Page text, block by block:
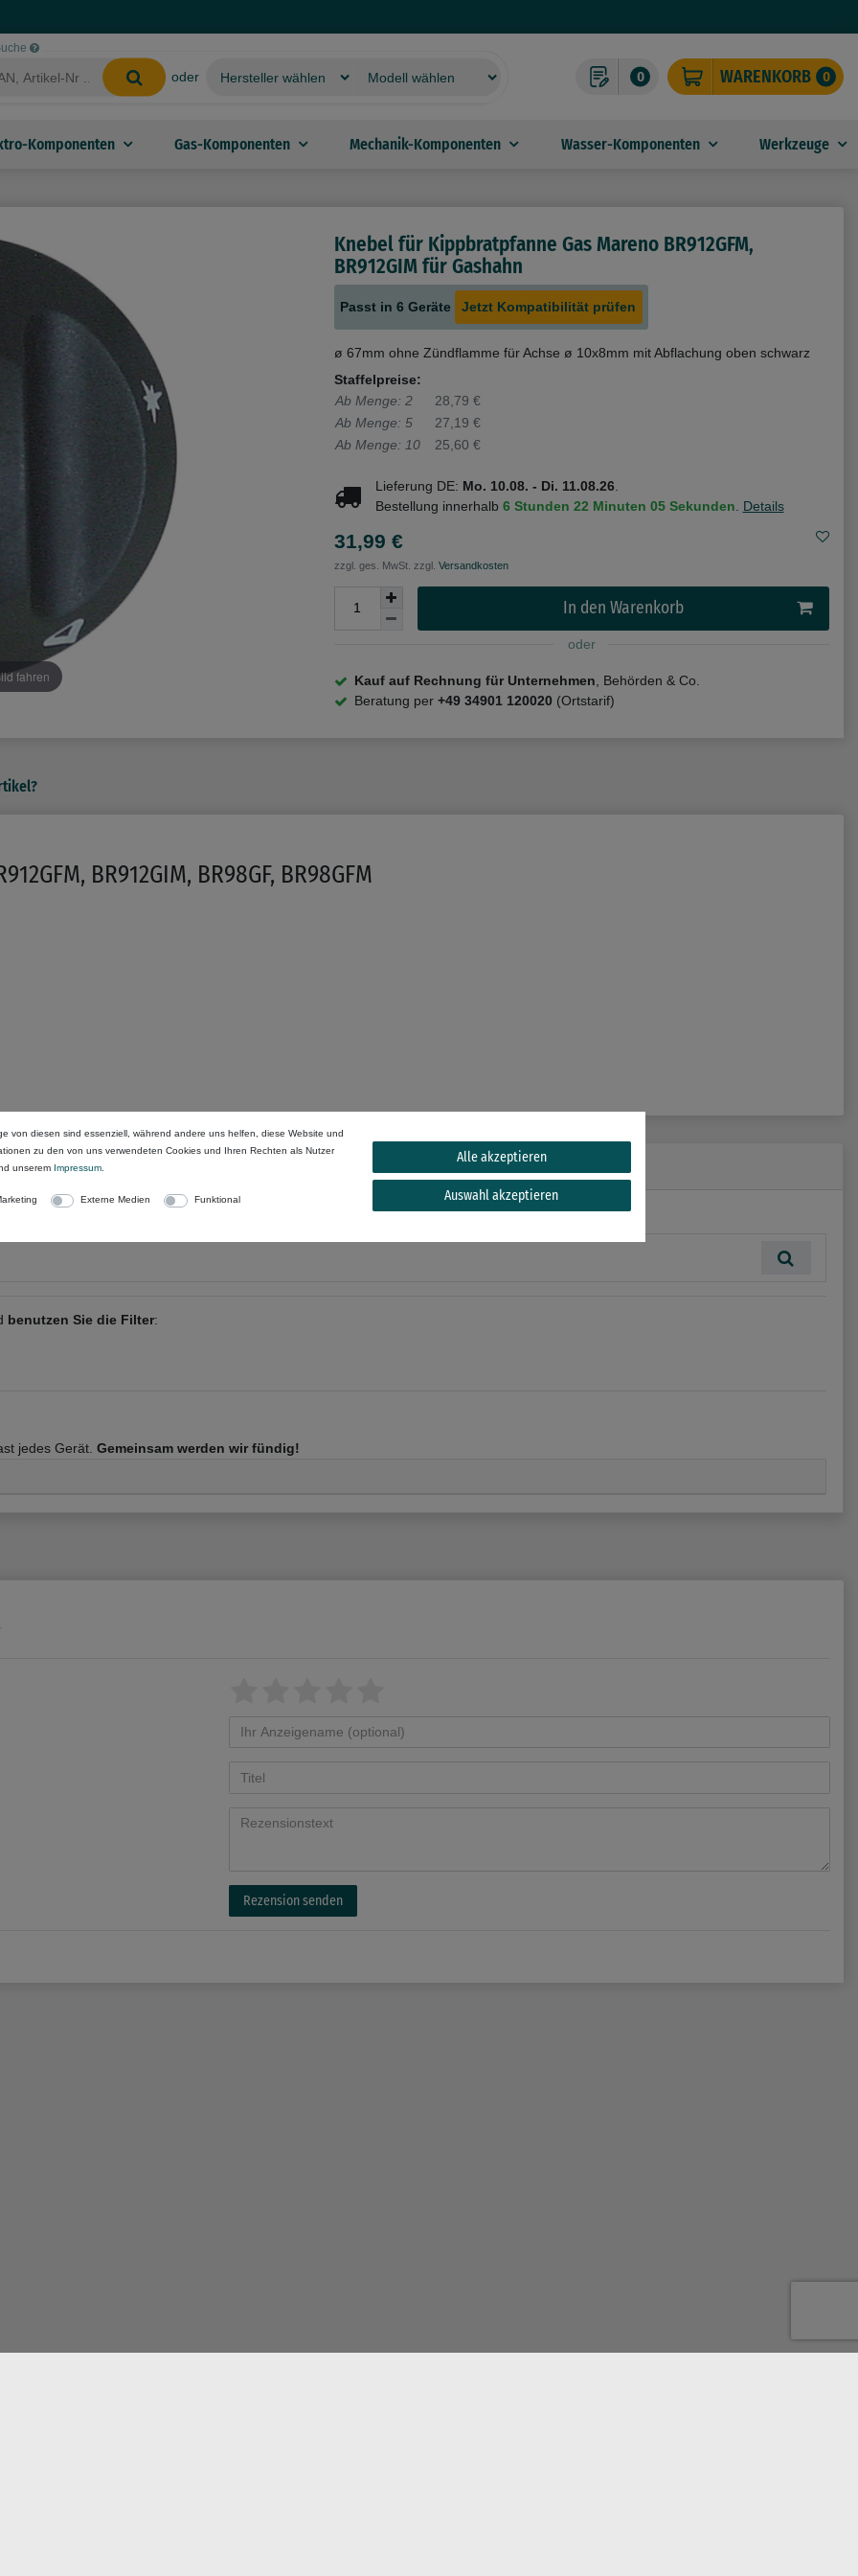
oder 0 WARENKORB 0
Komponenten Gas-Komponenten Mechanik-Komponenten Wasser-Komponenten Werkzeuge
fahren
Knebel für Kippbratpfanne Gas Mareno BR912GFM,
BR912GIM für Gashahn
Passt in 6 Geräte Jetzt Kompatibilität prüfen
ø 67mm ohne Zündflamme für Achse ø 10x8mm mit Abflachung oben schwarz
Staffelpreise:
Ab Menge: 2
28,79 €
Ab Menge: 5
27,19 €
Ab Menge: 10
25,60 €
Lieferung DE: Mo. 10.08. - Di. 11.08.26.
Bestellung innerhalb 6 Stunden 22 Minuten 05 Sekunden. Details
31,99 €
zzgl. ges. MwSt. zzgl. Versandkosten
In den Warenkorb
oder
Kauf auf Rechnung für Unternehmen , Behörden & Co.
Beratung per +49 34901 120020 (Ortstarif)
BR912GIM, BR98GF, BR98GFM
benutzen Sie die Filter:
jedes Gerät. Gemeinsam werden wir fündig!
Rezension senden
von diesen sind essenziell, während andere uns helfen, diese Website und
zu den von uns verwendeten Cookies und Ihren Rechten als Nutzer
unserem Impressum
Externe Medien Funktional
Alle akzeptieren
Auswahl akzeptieren